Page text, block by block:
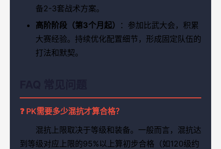
备2-3套战术方案。
高阶阶段（第3个月起）
：参加比武大会，积累
大赛经验。持续优化配置细节，形成固定队伍的
打法和默契。
❓ PK需要多少混抗才算合格？
混抗上限取决于等级和装备。一般而言，混抗达
到等级对应上限的95%以上算初步合格（如120级约